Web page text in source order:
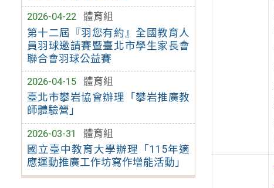
2026-04-22
體育組
第十二屆『羽您有約』全國教育人
員羽球邀請賽暨臺北市學生家長會
聯合會羽球公益賽
2026-04-15
體育組
臺北市攀岩協會辦理「攀岩推廣教
師體驗營」
2026-03-31
體育組
國立臺中教育大學辦理「115年適
應運動推廣工作坊寫作增能活動」